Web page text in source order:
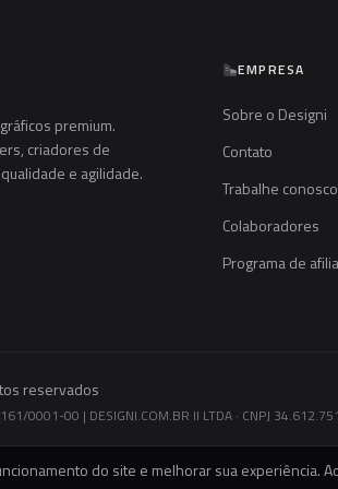
premium.
criadores de
e agilidade.
EMPRESA
Sobre o Designi
Contato
Trabalhe conosco
Colaboradores
Programa de
reservados
0001-00 | DESIGNI.COM.BR II LTDA · CNPJ
do site e melhorar sua experiência.